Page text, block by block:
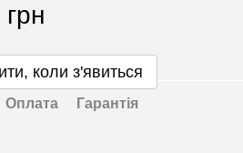
коли з'явиться
Оплата Гарантія